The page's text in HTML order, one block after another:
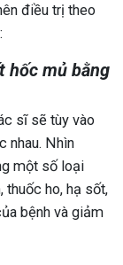
điều trị theo
hốc mủ bằng
sĩ sẽ tùy vào
nhau. Nhìn
một số loại
thuốc ho, hạ sốt,
bệnh và giảm